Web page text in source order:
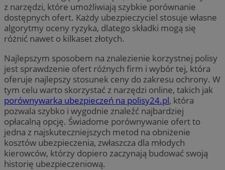
z narzędzi, które umożliwiają szybkie porównanie
dostępnych ofert. Każdy ubezpieczyciel stosuje własne
algorytmy oceny ryzyka, dlatego składki mogą się
różnić nawet o kilkaset złotych.
Najlepszym sposobem na znalezienie korzystnej polisy
jest sprawdzenie ofert różnych firm i wybór tej, która
oferuje najlepszy stosunek ceny do zakresu ochrony. W
tym celu warto skorzystać z narzędzi online, takich jak
porównywarka ubezpieczeń na polisy24.pl, która
pozwala szybko i wygodnie znaleźć najbardziej
opłacalną opcję. Świadome porównywanie ofert to
jedna z najskuteczniejszych metod na obniżenie
kosztów ubezpieczenia, zwłaszcza dla młodych
kierowców, którzy dopiero zaczynają budować swoją
historię ubezpieczeniową.